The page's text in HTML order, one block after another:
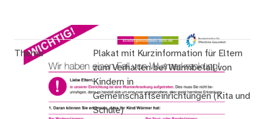
Thema
Plakat mit Kurzinformation für Eltern
zum Verhalten bei Wurmbefall von
Kindern in
Gemeinschaftseinrichtungen (Kita und
Schule)